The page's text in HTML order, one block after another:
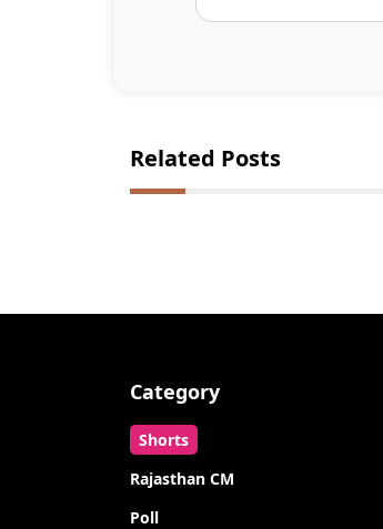
Related Posts
Category
Shorts
Rajasthan CM
Poll